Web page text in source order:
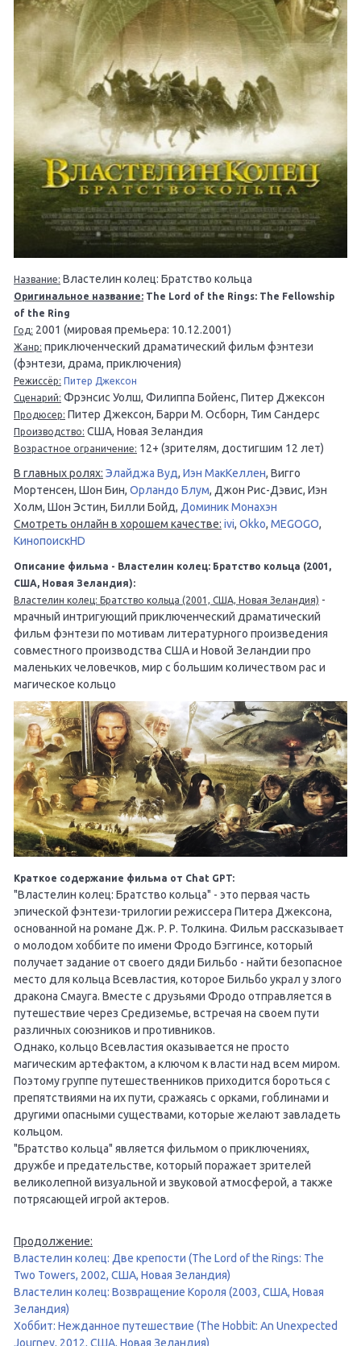
Название: Властелин колец: Братство кольца
Оригинальное название: The Lord of the Rings: The Fellowship
of the Ring
Год: 2001 (мировая премьера: 10.12.2001)
Жанр: приключенческий драматический фильм фэнтези
(фэнтези, драма, приключения)
Режиссёр: Питер Джексон
Сценарий: Фрэнсис Уолш, Филиппа Бойенс, Питер Джексон
Продюсер: Питер Джексон, Барри М. Осборн, Тим Сандерс
Производство: США, Новая Зеландия
Возрастное ограничение: 12+ (зрителям, достигшим 12 лет)
В главных ролях: Элайджа Вуд, Иэн МакКеллен, Вигго
Мортенсен, Шон Бин, Орландо Блум, Джон Рис-Дэвис, Иэн
Холм, Шон Эстин, Билли Бойд, Доминик Монахэн
Смотреть онлайн в хорошем качестве: ivi, Okko, MEGOGO,
КинопоискHD
Описание фильма - Властелин колец: Братство кольца (2001,
США, Новая Зеландия):
Властелин колец: Братство кольца (2001, США, Новая Зеландия) -
мрачный интригующий приключенческий драматический
фильм фэнтези по мотивам литературного произведения
совместного производства США и Новой Зеландии про
маленьких человечков, мир с большим количеством рас и
магическое кольцо
Краткое содержание фильма от Chat GPT:
"Властелин колец: Братство кольца" - это первая часть
эпической фэнтези-трилогии режиссера Питера Джексона,
основанной на романе Дж. Р. Р. Толкина. Фильм рассказывает
о молодом хоббите по имени Фродо Бэггинсе, который
получает задание от своего дяди Бильбо - найти безопасное
место для кольца Всевластия, которое Бильбо украл у злого
дракона Смауга. Вместе с друзьями Фродо отправляется в
путешествие через Средиземье, встречая на своем пути
различных союзников и противников.
Однако, кольцо Всевластия оказывается не просто
магическим артефактом, а ключом к власти над всем миром.
Поэтому группе путешественников приходится бороться с
препятствиями на их пути, сражаясь с орками, гоблинами и
другими опасными существами, которые желают завладеть
кольцом.
"Братство кольца" является фильмом о приключениях,
дружбе и предательстве, который поражает зрителей
великолепной визуальной и звуковой атмосферой, а также
потрясающей игрой актеров.
Продолжение:
Властелин колец: Две крепости (The Lord of the Rings: The
Two Towers, 2002, США, Новая Зеландия)
Властелин колец: Возвращение Короля (2003, США, Новая
Зеландия)
Хоббит: Нежданное путешествие (The Hobbit: An Unexpected
Journey, 2012, США, Новая Зеландия)